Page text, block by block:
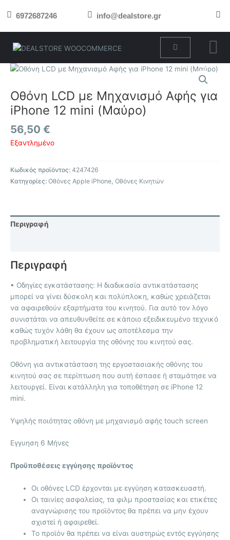
στο 6972687246 info@dealstore.gr
Cart
Οθόνη LCD με Μηχανισμό Αφής για
iPhone 12 mini (Μαύρο)
56,50 €
Εξαντλημένο
Κωδικός προϊόντος: 4247426
Κατηγορίες: Οθόνες Apple iPhone Οθόνες Κινητών
Περιγραφή
Περιγραφή
• Οδηγίες εγκατάστασης: Η διαδικασία αντικατάστασης
μπορεί να γίνει δύσκολη και πολύπλοκη, καθώς χρειάζεται
να αφαιρεθούν εξαρτήματα του κινητού. Για αυτό τον λόγο
συνιστάται να απευθυνθείτε σε κάποιο εξειδικευμένο τεχνικό
καθώς τυχόν λάθη θα έχουν ως αποτέλεσμα την
προβληματική λειτουργία της οθόνης του κινητού σας.
Οθόνη για αντικατάσταση της εργοστασιακής οθόνης του
κινητού σας σε περίπτωση που αυτή έσπασε ή σταμάτησε να
λειτουργεί. Είναι κατάλληλη για τοποθέτηση σε iPhone 12
mini.
Υψηλής ποιότητας οθόνη με μηχανισμό αφής touch screen
Eγγυηση 6 Μήνες
Προϋποθέσεις εγγύησης προϊόντος
Οι οθόνες LCD έρχονται με εγγύηση κατασκευαστή.
Οι ταινίες ασφαλείας, τα φιλμ προστασίας και ετικέτες
αναγνώρισης του προϊόντος θα πρέπει να μην έχουν
σχιστεί ή αφαιρεθεί.
Το προϊόν θα πρέπει να είναι αυστηρώς εντός εγγύησης